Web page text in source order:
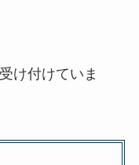
け付けていま